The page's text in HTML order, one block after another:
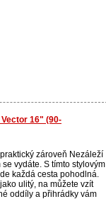
16" (90-
zároveň Nezáleží
se vydáte. S tímto stylovým
každá cesta pohodlná.
ulitý, na můžete vzít
oddíly a přihrádky vám